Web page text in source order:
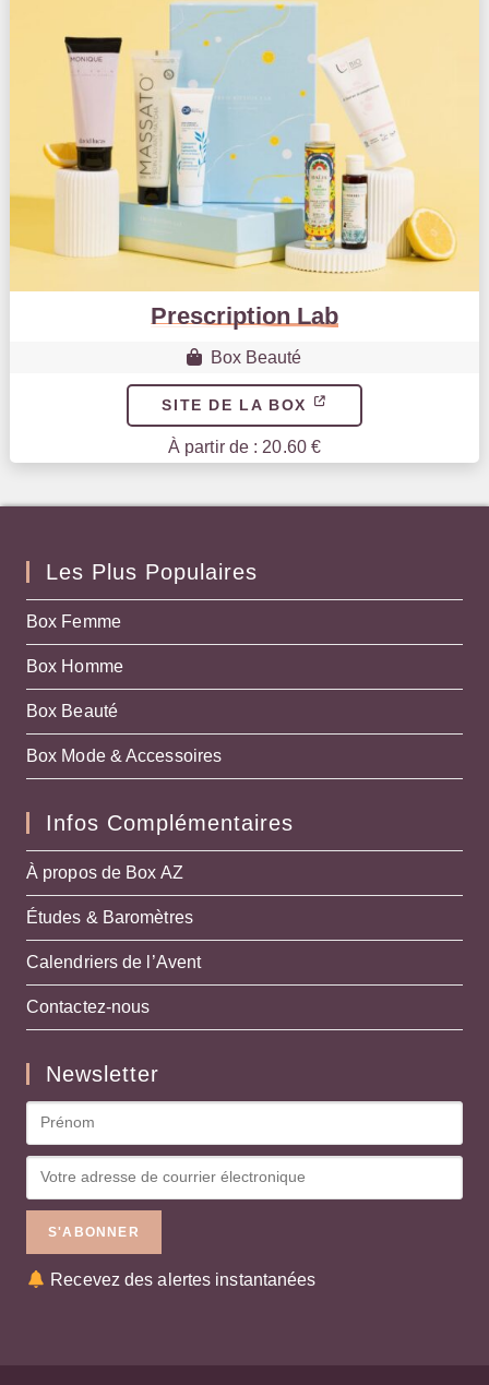
Prescription Lab
Box Beauté
SITE DE LA BOX
À partir de : 20.60 €
Les Plus Populaires
Box Femme
Box Homme
Box Beauté
Box Mode & Accessoires
Infos Complémentaires
À propos de Box AZ
Études & Baromètres
Calendriers de l’Avent
Contactez-nous
Newsletter
Recevez des alertes instantanées